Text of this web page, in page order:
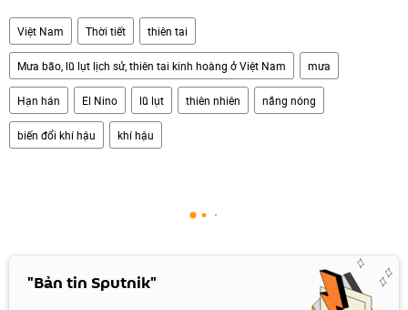
Việt Nam Thời tiết thiên tai
Mưa bão, lũ lụt lịch sử, thiên tai kinh hoàng ở Việt Nam mưa
Hạn hán El Nino lũ lụt thiên nhiên nắng nóng
biến đổi khí hậu khí hậu
"Bản tin Sputnik"